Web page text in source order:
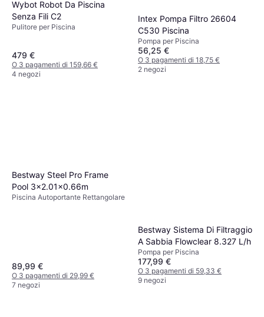
Wybot Robot Da Piscina
Senza Fili C2
Pulitore per Piscina
479 €
O 3 pagamenti di 159,66 €
4 negozi
Intex Pompa Filtro 26604
C530 Piscina
Pompa per Piscina
56,25 €
O 3 pagamenti di 18,75 €
2 negozi
Bestway Steel Pro Frame
Pool 3x2.01x0.66m
Piscina Autoportante Rettangolare
89,99 €
O 3 pagamenti di 29,99 €
7 negozi
Bestway Sistema Di Filtraggio
A Sabbia Flowclear 8.327 L/h
Pompa per Piscina
177,99 €
O 3 pagamenti di 59,33 €
9 negozi